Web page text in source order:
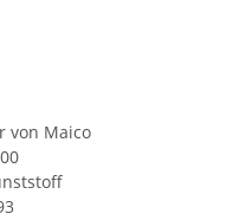
von Maico